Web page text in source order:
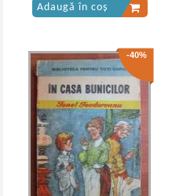
Adaugă în coș
-40%